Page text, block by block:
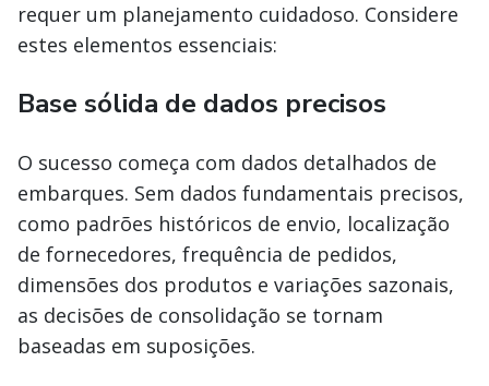
requer um planejamento cuidadoso. Considere
estes elementos essenciais:
Base sólida de dados precisos
O sucesso começa com dados detalhados de
embarques. Sem dados fundamentais precisos,
como padrões históricos de envio, localização
de fornecedores, frequência de pedidos,
dimensões dos produtos e variações sazonais,
as decisões de consolidação se tornam
baseadas em suposições.